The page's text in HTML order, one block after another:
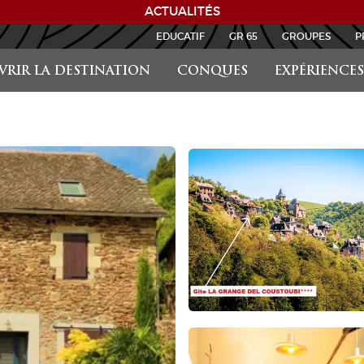
ACTUALITÉS
LA DESTINATION CONQUES EXPÉRIENCES
EDUCATIF GR 65 GROUPES